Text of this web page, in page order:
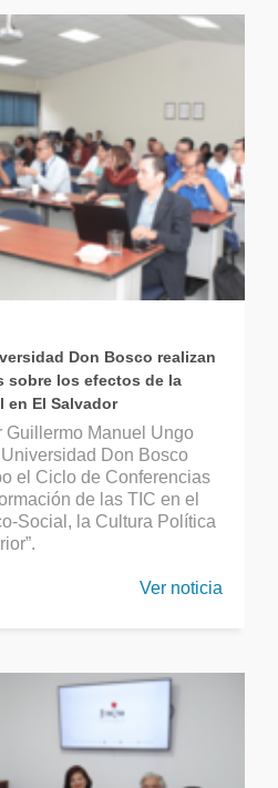
Don Bosco realizan
sobre los efectos de la
en El Salvador
Guillermo Manuel Ungo
Don Bosco
el Ciclo de Conferencias
de las TIC en el
Social, la Cultura Política
Ver noticia